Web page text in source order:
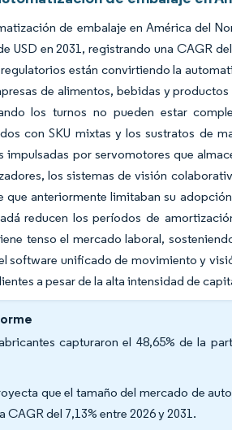
de embalaje en América del
USD en 2031, registrando una CAGR
están convirtiendo la
de alimentos, bebidas y
los turnos no pueden estar
con SKU mixtas y los sustratos de
impulsadas por servomotores que
los sistemas de visión
que anteriormente limitaban su
reducen los períodos de
tenso el mercado laboral,
software unificado de movimiento y
a pesar de la alta intensidad de
capturaron el 48,65% de la
que el tamaño del mercado de
del 7,13% entre 2026 y 2031.